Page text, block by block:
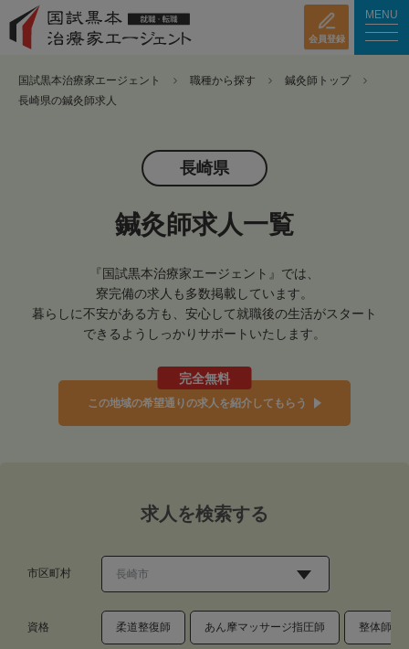
会員登録
MENU
国試黒本治療家エージェント 職種から探す
鍼灸師トップ
長崎県の鍼灸師求人
長崎県
鍼灸師求人一覧
『国試黒本治療家エージェント』では、
寮完備の求人も多数掲載しています。
暮らしに不安がある方も、安心して就職後の生活がスタート
できるようしっかりサポートいたします。
完全無料
この地域の希望通りの求人を紹介してもらう
求人を検索する
市区町村
資格 柔道整復師 あん摩マッサージ指圧師 整体師・